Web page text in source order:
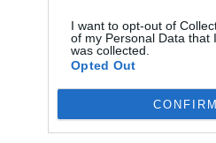
I want to opt-out of
of my Personal Data that
was collected.
Opted Out
CONFIRM